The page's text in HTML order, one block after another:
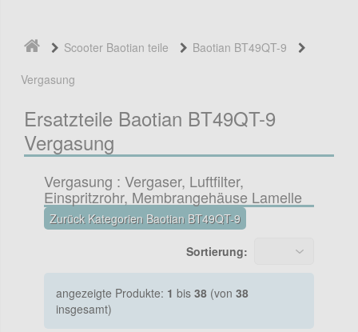
Scooter Baotian teile
Baotian BT49QT-9
Vergasung
Ersatzteile Baotian BT49QT-9
Vergasung
Vergasung : Vergaser, Luftfilter,
Einspritzrohr, Membrangehäuse Lamelle
Zurück Kategorien Baotian BT49QT-9
Sortierung:
angezeigte Produkte: 1 bis 38 (von 38
insgesamt)